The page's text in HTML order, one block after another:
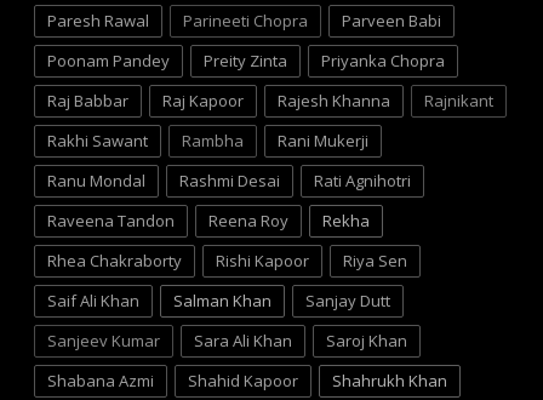
Paresh Rawal
Parineeti Chopra
Parveen Babi
Poonam Pandey
Preity Zinta
Priyanka Chopra
Raj Babbar
Raj Kapoor Rajesh Khanna
Rajnikant
Rakhi Sawant
Rambha
Rani Mukerji
Ranu Mondal
Rashmi Desai
Rati Agnihotri
Raveena Tandon
Reena Roy
Rekha
Rhea Chakraborty
Rishi Kapoor
Riya Sen
Saif Ali Khan
Salman Khan
Sanjay Dutt
Sanjeev Kumar
Sara Ali Khan
Saroj Khan
Shabana Azmi
Shahid Kapoor
Shahrukh Khan